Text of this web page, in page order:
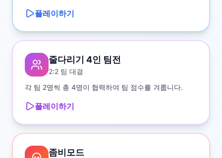
플레이하기
줄다리기 4인 팀전
2:2 팀 대결
각 팀 2명씩 총 4명이 협력하여 팀 점수를 겨룹니다.
플레이하기
좀비모드